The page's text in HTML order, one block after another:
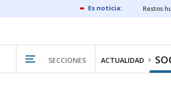
Restos
SECCIONES ACTUALIDAD